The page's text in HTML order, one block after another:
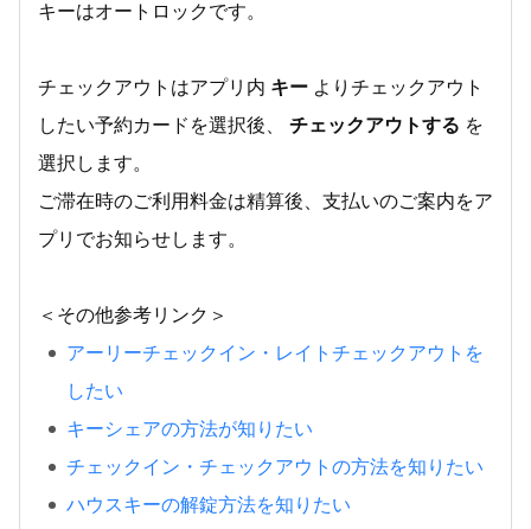
キーはオートロックです。
チェックアウトはアプリ内 キー よりチェックアウト
したい予約カードを選択後、 チェックアウトする を
選択します。
ご滞在時のご利用料金は精算後、支払いのご案内をア
プリでお知らせします。
＜その他参考リンク＞
アーリーチェックイン・レイトチェックアウトを
したい
キーシェアの方法が知りたい
チェックイン・チェックアウトの方法を知りたい
ハウスキーの解錠方法を知りたい